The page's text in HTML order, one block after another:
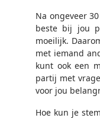
Na ongeveer
beste bij jou
moeilijk.
met iemand
kunt ook een
partij met
voor jou
Hoe kun je